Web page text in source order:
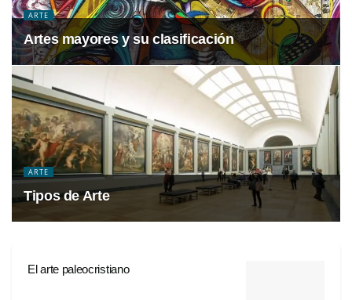
ARTE
Artes mayores y su clasificación
ARTE
Tipos de Arte
El arte paleocristiano